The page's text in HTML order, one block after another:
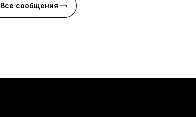
Все сообщения